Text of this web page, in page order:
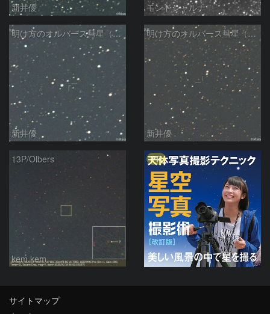
新井優 モンドシャルナ
明け方のオルバース彗星（13P)：2025/01/30
新井優
明け方のオルバース彗星（13P)：2025/01/27
新井優
13P/Olbers
kem.kem
PR
サイトマップ